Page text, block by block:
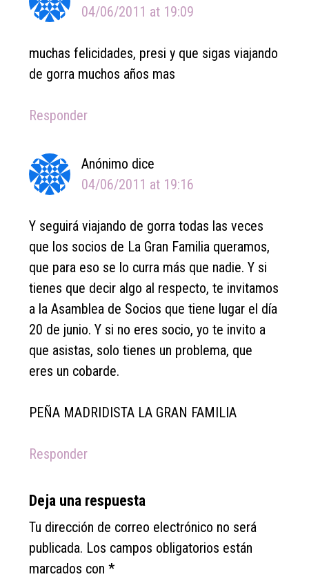
04/06/2011 at 19:09
muchas felicidades, presi y que sigas viajando
de gorra muchos años mas
Responder
Anónimo dice
04/06/2011 at 19:16
Y seguirá viajando de gorra todas las veces
que los socios de La Gran Familia queramos,
que para eso se lo curra más que nadie. Y si
tienes que decir algo al respecto, te invitamos
a la Asamblea de Socios que tiene lugar el día
20 de junio. Y si no eres socio, yo te invito a
que asistas, solo tienes un problema, que
eres un cobarde.
PEÑA MADRIDISTA LA GRAN FAMILIA
Responder
Deja una respuesta
Tu dirección de correo electrónico no será
publicada. Los campos obligatorios están
marcados con*